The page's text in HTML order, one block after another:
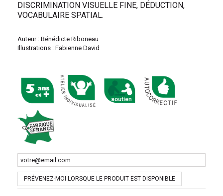
DISCRIMINATION VISUELLE FINE, DÉDUCTION,
VOCABULAIRE SPATIAL.
Auteur : Bénédicte Riboneau
Illustrations : Fabienne David
PRÉVENEZ-MOI LORSQUE LE PRODUIT EST DISPONIBLE